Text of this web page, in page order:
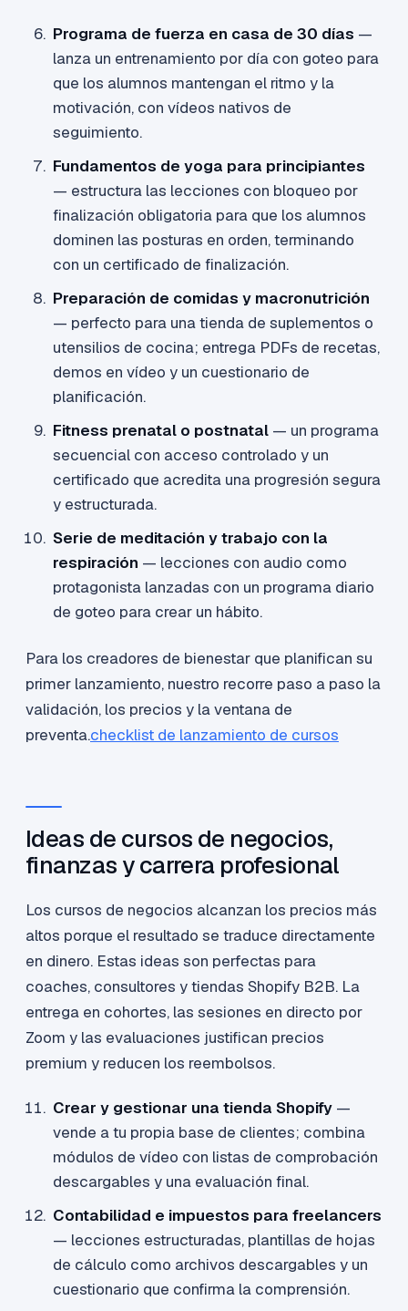
Programa de fuerza en casa de 30 días —
lanza un entrenamiento por día con goteo para
que los alumnos mantengan el ritmo y la
motivación, con vídeos nativos de
seguimiento.
Fundamentos de yoga para principiantes
— estructura las lecciones con bloqueo por
finalización obligatoria para que los alumnos
dominen las posturas en orden, terminando
con un certificado de finalización.
Preparación de comidas y macronutrición
— perfecto para una tienda de suplementos o
utensilios de cocina; entrega PDFs de recetas,
demos en vídeo y un cuestionario de
planificación.
Fitness prenatal o postnatal — un programa
secuencial con acceso controlado y un
certificado que acredita una progresión segura
y estructurada.
Serie de meditación y trabajo con la
respiración — lecciones con audio como
protagonista lanzadas con un programa diario
de goteo para crear un hábito.
Para los creadores de bienestar que planifican su
primer lanzamiento, nuestro recorre paso a paso la
validación, los precios y la ventana de
preventa.checklist de lanzamiento de cursos
Ideas de cursos de negocios,
finanzas y carrera profesional
Los cursos de negocios alcanzan los precios más
altos porque el resultado se traduce directamente
en dinero. Estas ideas son perfectas para
coaches, consultores y tiendas Shopify B2B. La
entrega en cohortes, las sesiones en directo por
Zoom y las evaluaciones justifican precios
premium y reducen los reembolsos.
Crear y gestionar una tienda Shopify —
vende a tu propia base de clientes; combina
módulos de vídeo con listas de comprobación
descargables y una evaluación final.
Contabilidad e impuestos para freelancers
— lecciones estructuradas, plantillas de hojas
de cálculo como archivos descargables y un
cuestionario que confirma la comprensión.